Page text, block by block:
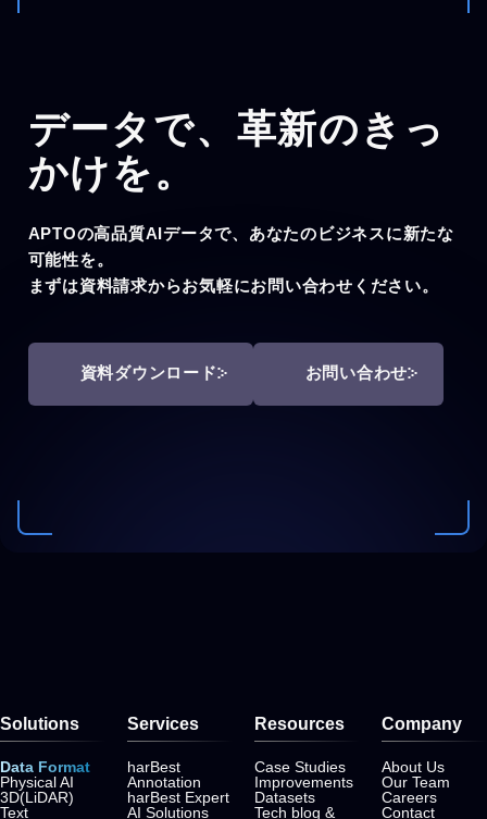
データで、 革新のきっ
かけを。
APTOの高品質AIデータで、あなたのビジネスに新たな
可能性を。
まずは資料請求からお気軽にお問い合わせください。
資料ダウンロード お問い合わせ
Solutions
Data Format
Physical AI
3D(LiDAR)
Text
Services
harBest
Annotation
harBest Expert
AI Solutions
Resources
Case Studies
Improvements
Datasets
Tech blog &
Company
About Us
Our Team
Careers
Contact